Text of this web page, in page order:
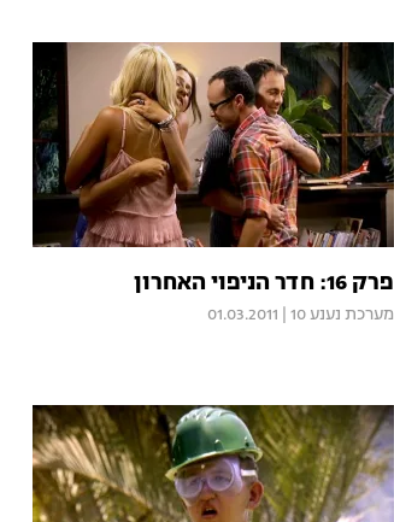
פרק 16: חדר הניפוי האחרון
מערכת נענע 10 01.03.2011